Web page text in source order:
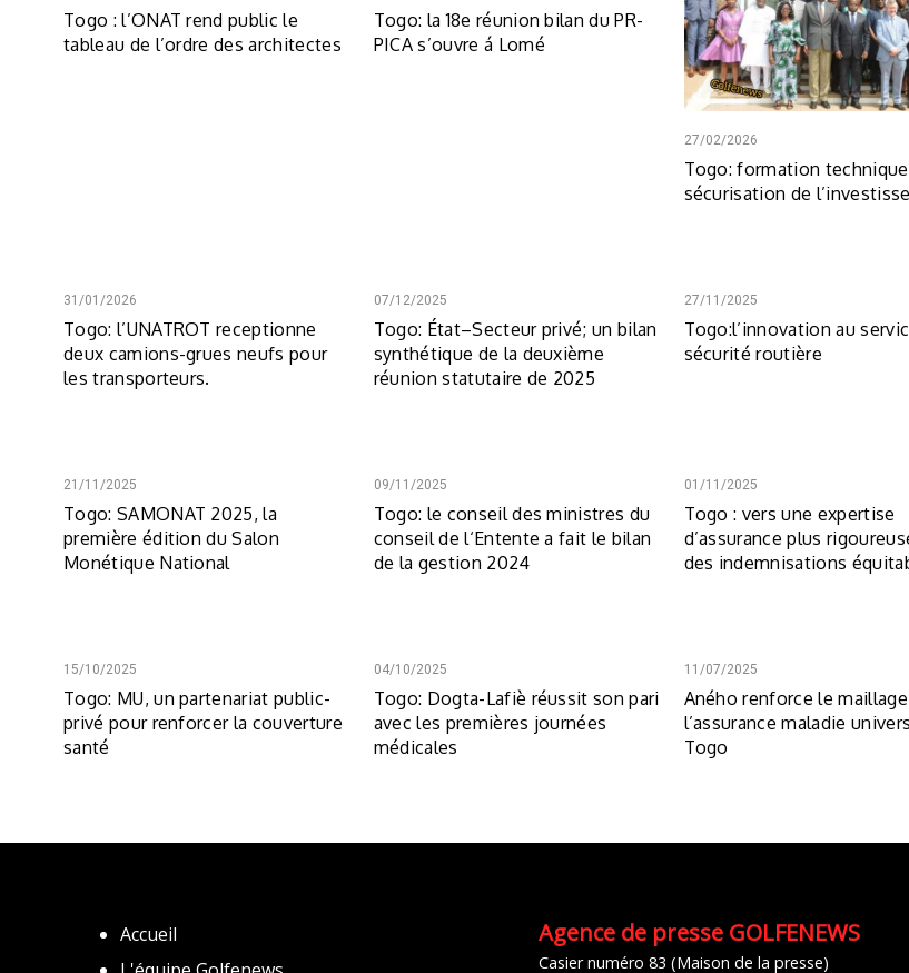
Togo : l’ONAT rend public le
tableau de l’ordre des architectes
Togo: la 18e réunion bilan du PR-
PICA s’ouvre á Lomé
27/02/2026
Togo: formation
sécurisation de
31/01/2026
Togo: l’UNATROT receptionne
deux camions-grues neufs pour
les transporteurs.
07/12/2025
Togo: État–Secteur privé; un bilan
synthétique de la deuxième
réunion statutaire de 2025
27/11/2025
Togo:l’innovation au
sécurité routière
21/11/2025
Togo: SAMONAT 2025, la
première édition du Salon
Monétique National
09/11/2025
Togo: le conseil des ministres du
conseil de l‘Entente a fait le bilan
de la gestion 2024
01/11/2025
Togo : vers une expertise
d’assurance plus
des indemnisations
15/10/2025
Togo: MU, un partenariat public-
privé pour renforcer la couverture
santé
04/10/2025
Togo: Dogta-Lafiè réussit son pari
avec les premières journées
médicales
11/07/2025
Aného renforce le
l’assurance maladie
Togo
Accueil
Agence de presse GOLFENEWS
Casier numéro 83 (Maison de la presse)